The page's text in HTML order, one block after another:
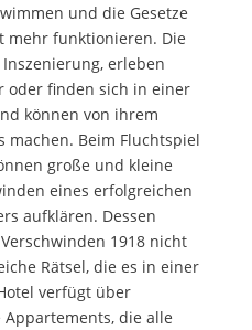
und die Gesetze
mehr funktionieren. Die
erleben
oder finden sich in einer
können von ihrem
machen. Beim Fluchtspiel
große und kleine
eines erfolgreichen
aufklären. Dessen
1918 nicht
Rätsel, die es in einer
verfügt über
die alle